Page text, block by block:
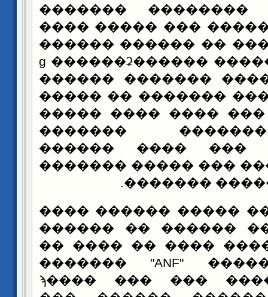
������. ��
������� �� �����
��� ��� ������ ��
������� ������� ������ɡ ������ʡ
����� ��������
��� �� �������
���� ����� ���
������
���������� ���
����� ������� ���
��������
���� ����� �����
�� ���� ����
�������� �����
ANF
" �������
������� ����� ��� ��� ����ϡ